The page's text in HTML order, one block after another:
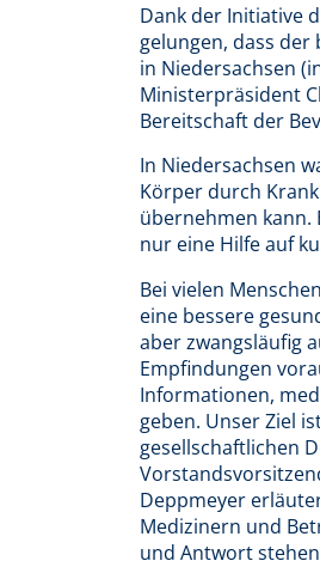
Dank der Initiative
gelungen, dass der
in Niedersachsen
Ministerpräsident
Bereitschaft der
In Niedersachsen
Körper durch
übernehmen kann.
nur eine Hilfe auf
Bei vielen
eine bessere
aber zwangsläufig
Empfindungen
Informationen,
geben. Unser Ziel
gesellschaftlichen
Deppmeyer
Medizinern und
und Antwort